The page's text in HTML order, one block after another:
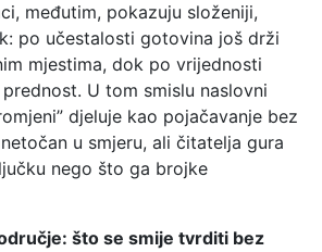
međutim, pokazuju složeniji,
po učestalosti gotovina još drži
mjestima, dok po vrijednosti
U tom smislu naslovni
djeluje kao pojačavanje bez
u smjeru, ali čitatelja gura
nego što ga brojke
što se smije tvrditi bez